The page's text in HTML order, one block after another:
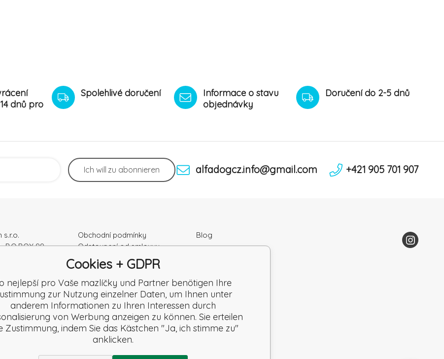
dnů pro
Spolehlivé doručení
Informace o stavu
objednávky
Doručení do 2-5 dnů
Ich will zu abonnieren alfadogcz.info@gmail.com +421 905 701 907
s.r.o.
P.O.BOX 99
Nr.: 52010180
Obchodní podmínky
Odstoupení od smlouvy
Podmínky ochrany osobních
údajú
Kontakty
Záruka a Reklamace
Reklamační formulář
Beschwerde
Rezension
Blog
Cookies + GDPR
nejlepší pro Vaše mazlíčky und Partner benötigen Ihre
zur Nutzung einzelner Daten, um Ihnen unter
anderem Informationen zu Ihren Interessen durch
von Werbung anzeigen zu können. Sie erteilen
Zustimmung, indem Sie das Kästchen "Ja, ich stimme zu"
anklicken.